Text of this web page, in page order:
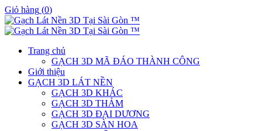
Giỏ hàng (0)
Trang chủ
GẠCH 3D MÃ ĐÁO THÀNH CÔNG
Giới thiệu
GẠCH 3D LÁT NỀN
GẠCH 3D KHÁC
GẠCH 3D THẢM
GẠCH 3D ĐẠI DƯƠNG
GẠCH 3D SÀN HOA